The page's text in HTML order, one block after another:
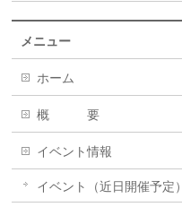
メニュー
ホーム
概 要
イベント情報
イベント（近日開催予定）